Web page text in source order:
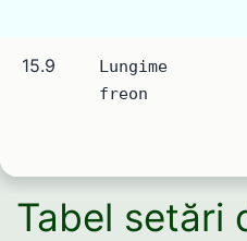
15.9
Lungime
freon
Tabel setări